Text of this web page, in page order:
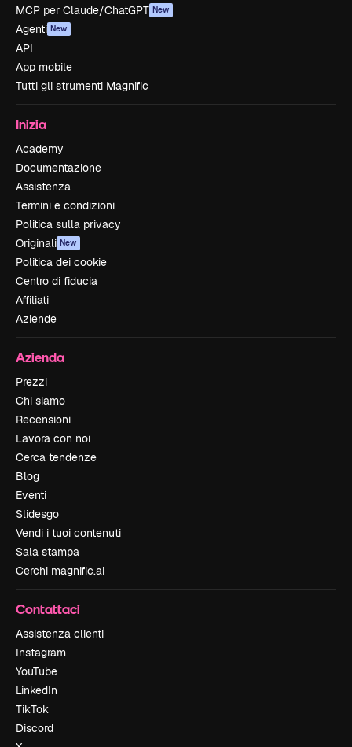
MCP per Claude/ChatGPT New
Agenti New
API
App mobile
Tutti gli strumenti Magnific
Inizia
Academy
Documentazione
Assistenza
Termini e condizioni
Politica sulla privacy
Originali New
Politica dei cookie
Centro di fiducia
Affiliati
Aziende
Azienda
Prezzi
Chi siamo
Recensioni
Lavora con noi
Cerca tendenze
Blog
Eventi
Slidesgo
Vendi i tuoi contenuti
Sala stampa
Cerchi magnific.ai
Contattaci
Assistenza clienti
Instagram
YouTube
LinkedIn
TikTok
Discord